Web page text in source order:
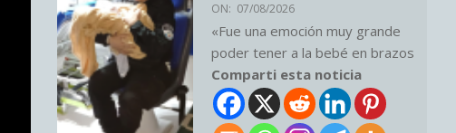
ON: 07/08/2026
«Fue una emoción muy grande
poder tener a la bebé en brazos
Comparti esta noticia